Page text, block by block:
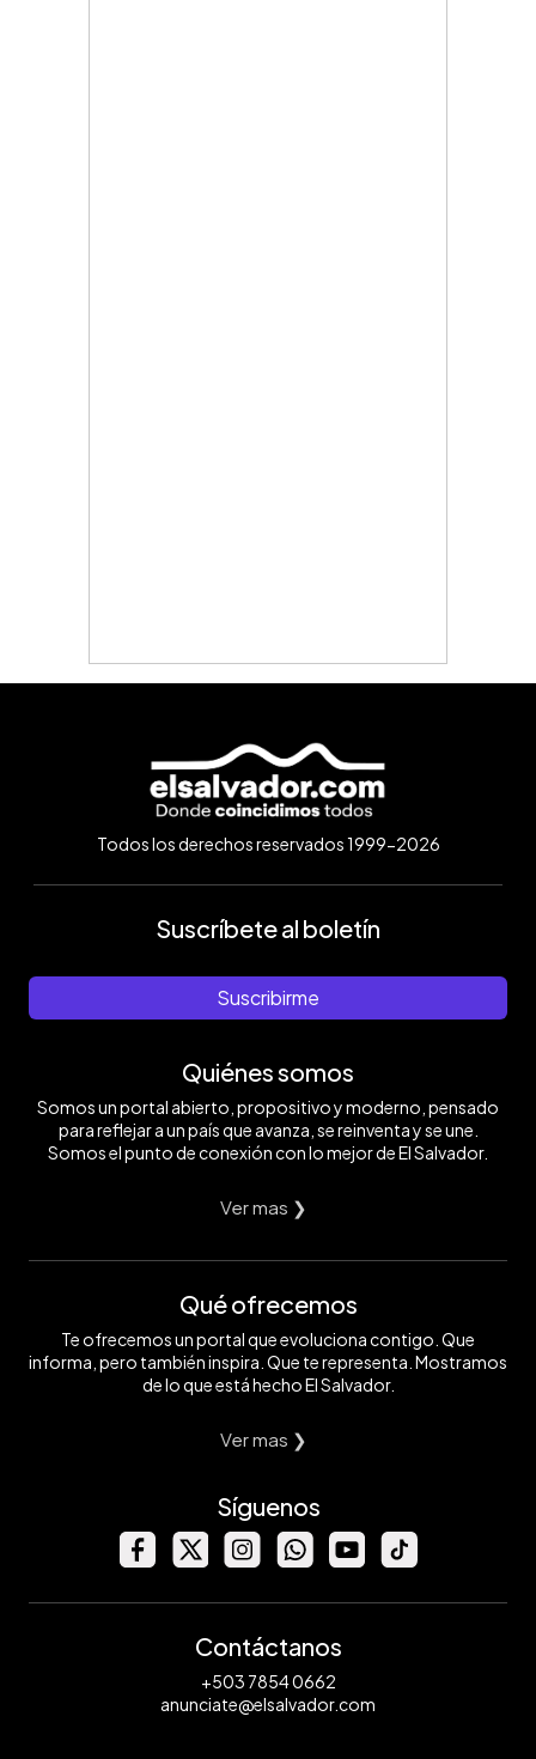
Todos los derechos reservados 1999-2026
Suscríbete al boletín
Suscribirme
Quiénes somos
Somos un portal abierto, propositivo y moderno, pensado
para reflejar a un país que avanza, se reinventa y se une.
Somos el punto de conexión con lo mejor de El Salvador.
Ver mas ❯
Qué ofrecemos
Te ofrecemos un portal que evoluciona contigo. Que
informa, pero también inspira. Que te representa. Mostramos
de lo que está hecho El Salvador.
Ver mas ❯
Síguenos
Contáctanos
+503 7854 0662
anunciate@elsalvador.com